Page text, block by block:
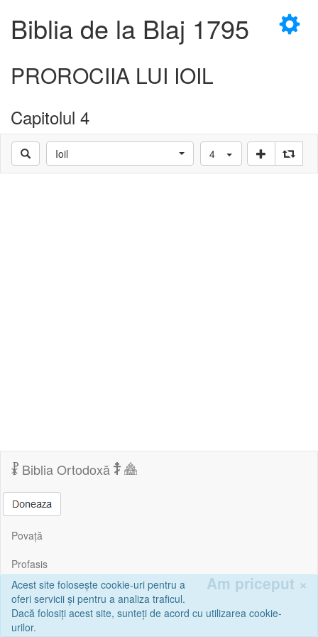
×
Biblia de la Blaj 1795
PROROCIIA LUI IOIL
Capitolul 4
Ioil 4
Biblia Ortodoxă
Povață
Profasis
Corespondență
Sfânta Scriptură | Biblia Ortodoxă Online © Copyright 2026, Mihail
Am priceput ×
Acest site folosește cookie-uri pentru a
oferi servicii și pentru a analiza traficul.
Dacă folosiți acest site, sunteți de acord cu utilizarea cookie-
urilor.